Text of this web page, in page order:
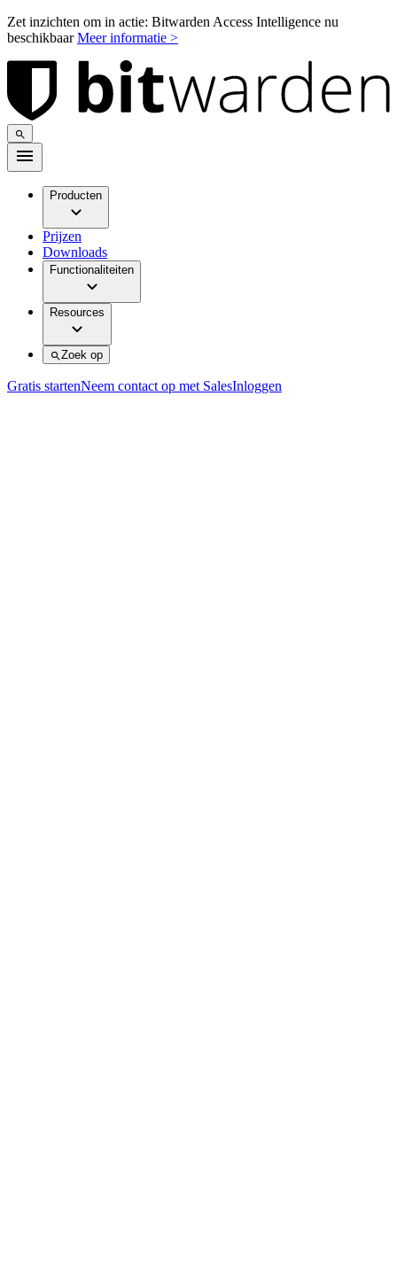
Zet inzichten om in actie: Bitwarden Access Intelligence nu
beschikbaarMeer informatie >
Producten
Prijzen
Downloads
Functionaliteiten
Resources
Zoek op
Gratis startenNeem contact op met SalesInloggen